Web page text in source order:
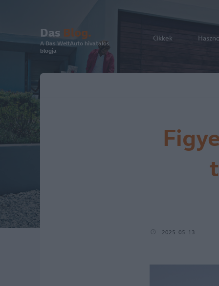
Das Blog.
A Das WeltAuto hivatalos
blogja
Cikkek
2025. 05. 13.